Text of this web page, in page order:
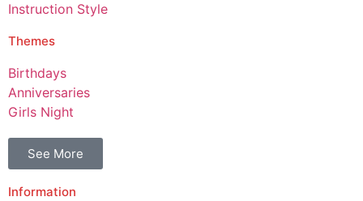
Instruction Style
Themes
Birthdays
Anniversaries
Girls Night
See More
Information